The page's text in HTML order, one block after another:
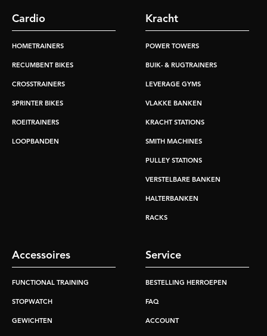
Cardio
HOMETRAINERS
RECUMBENT BIKES
CROSSTRAINERS
SPRINTER BIKES
ROEITRAINERS
LOOPBANDEN
Kracht
POWER TOWERS
BUIK- & RUGTRAINERS
LEVERAGE GYMS
VLAKKE BANKEN
KRACHT STATIONS
SMITH MACHINES
PULLEY STATIONS
VERSTELBARE BANKEN
HALTERBANKEN
RACKS
Accessoires
FUNCTIONAL TRAINING
STOPWATCH
GEWICHTEN
Service
BESTELLING HERROEPEN
FAQ
ACCOUNT